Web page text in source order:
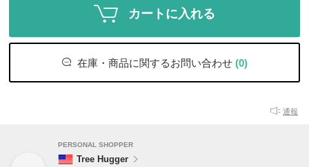
カートに入れる
在庫・商品に関するお問い合わせ (0)
通報
PERSONAL SHOPPER
Tree Hugger